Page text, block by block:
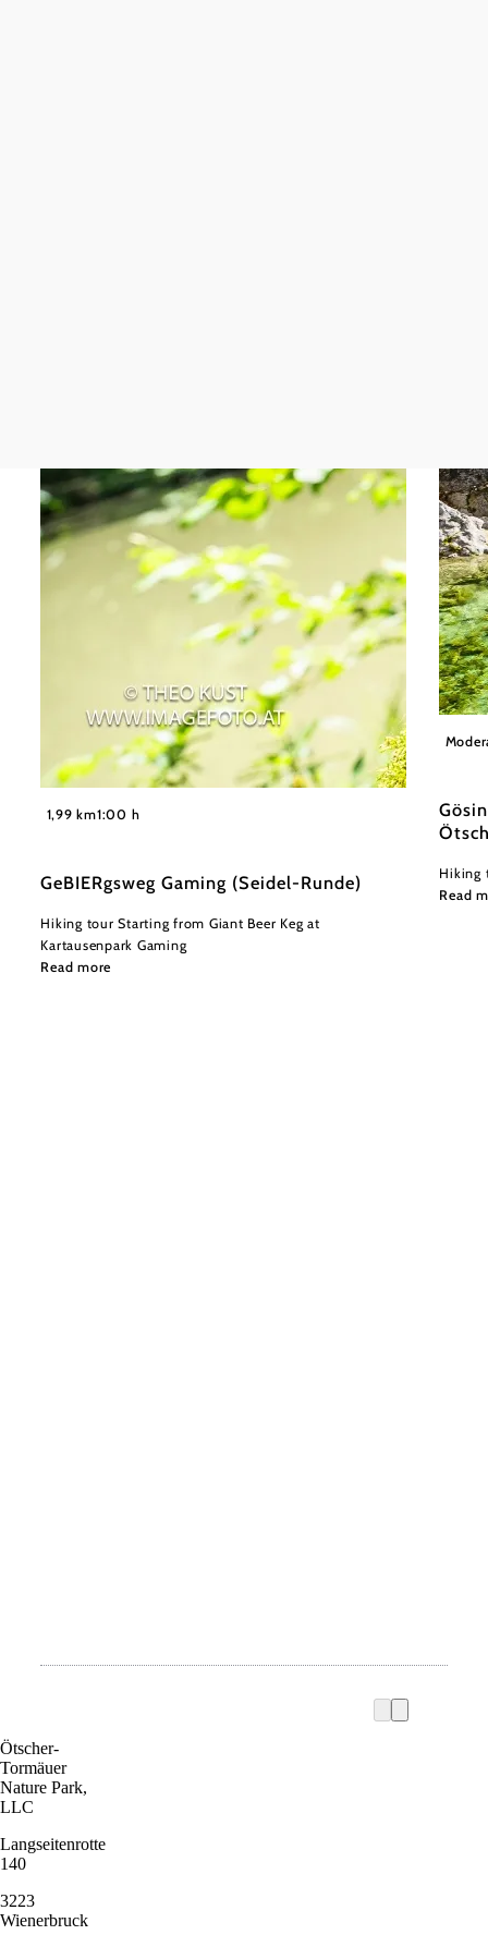
1,99 km1:00 h
GeBIERgsweg Gaming (Seidel-Runde)
Hiking tour Starting from Giant Beer Keg at
Kartausenpark Gaming
Read more
Fred
Hiking
Read
Ötscher-
Tormäuer
Nature Park,
LLC
Langseitenrotte
140
3223
Wienerbruck